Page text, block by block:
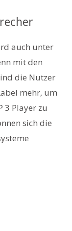
auch unter
mit den
die Nutzer
mehr, um
3 Player zu
sich die